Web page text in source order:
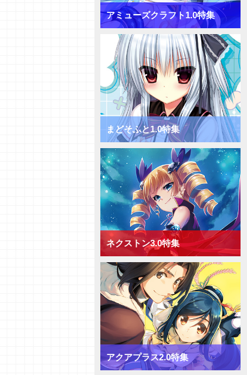
【研究員イチオシカード紹介
Vol.64】きゃべつそふと1.0【初
心者向け】
【研究員イチオシカード紹介
Vol.63】きゃべつそふと1.0【初
心者向け】
【デッキ紹介】コスト大量発生！
きゃべつそふと1.0 ミックス日
単デッキ
【デッキ紹介】フィールド全体を
チャージ！ きゃべつそふと1.0
ミックス宙単デッキ
【デッキ紹介】サポートでDP上
昇！ きゃべつそふと1.0 ミック
ス花単デッキ
【デッキ紹介】相手の手札を減ら
して制圧！ きゃべつそふと1.0
ミックス月単デッキ
【デッキ紹介】能力値上昇と破棄
でフィールド圧倒！ きゃべつそ
ふと1.0 ミックス雪単デッキ
【デッキ紹介】ドローするかAP
強化か！ Navel2.0 ミックス日
単デッキ
【デッキ紹介】大型キャラを全体
強化！ Navel2.0 ミックス宙単
デッキ
【デッキ紹介】[手札宣言能力]を
連発！ Navel2.0 ミックス花単
デッキ
【デッキ紹介】対応して押し切
れ！ Navel2.0 ミックス月単デ
ッキ
アミューズクラフト1.0特集
まどそふと1.0特集
ネクストン3.0特集
アクアプラス2.0特集